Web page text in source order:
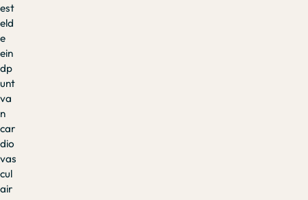
est
eld
e
ein
dp
unt
va
n
car
dio
vas
cul
air